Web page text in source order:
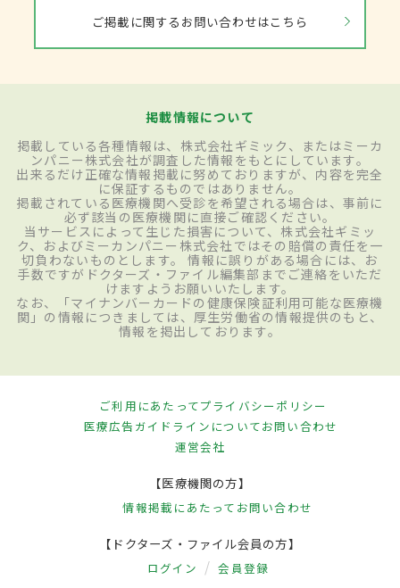
ご掲載に関するお問い合わせはこちら
掲載情報について
掲載している各種情報は、株式会社ギミック、またはミーカ
ンパニー株式会社が調査した情報をもとにしています。
出来るだけ正確な情報掲載に努めておりますが、内容を完全
に保証するものではありません。
掲載されている医療機関へ受診を希望される場合は、事前に
必ず該当の医療機関に直接ご確認ください。
当サービスによって生じた損害について、株式会社ギミッ
ク、およびミーカンパニー株式会社ではその賠償の責任を一
切負わないものとします。 情報に誤りがある場合には、お
手数ですがドクターズ・ファイル編集部までご連絡をいただ
けますようお願いいたします。
なお、「マイナンバーカードの健康保険証利用可能な医療機
関」の情報につきましては、厚生労働省の情報提供のもと、
情報を掲出しております。
ご利用にあたってプライバシーポリシー
医療広告ガイドラインについてお問い合わせ
運営会社
【医療機関の方】
情報掲載にあたって お問い合わせ
【ドクターズ・ファイル会員の方】
ログイン 会員登録